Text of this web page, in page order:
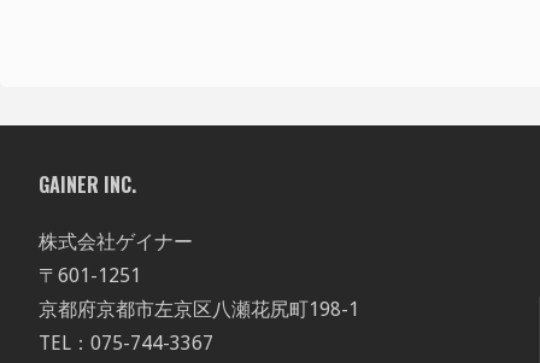
GAINER INC.
株式会社ゲイナー
〒601-1251
京都府京都市左京区八瀬花尻町198-1
TEL：075-744-3367